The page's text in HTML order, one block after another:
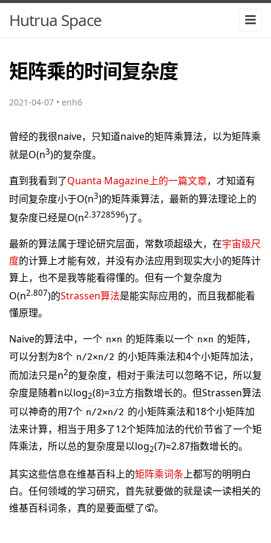
Hutrua Space
矩阵乘的时间复杂度
2021-04-07 • enh6
曾经的我很naive，只知道naive的矩阵乘算法，以为矩阵乘
就是O(n3)的复杂度。
直到我看到了Quanta Magazine上的一篇文章，才知道有
时间复杂度小于O(n3)的矩阵乘算法，最新的算法理论上的
复杂度已经是O(n2.3728596)了。
最新的算法属于理论研究层面，常数项超级大，在宇宙级尺
度的计算上才能有效，并没有办法应用到现实大小的矩阵计
算上，也不是我等能看得懂的。但有一个复杂度为
O(n2.807)的Strassen算法是能实际应用的，而且我都能看
懂原理。
Naive的算法中，一个 n×n 的矩阵乘以一个 n×n 的矩阵，
可以分割为8个 n/2×n/2 的小矩阵乘法和4个小矩阵加法，
而加法只是n2的复杂度，相对于乘法可以忽略不记，所以复
杂度是随着n以log2(8)=3立方指数增长的。但Strassen算法
可以神奇的用7个 n/2×n/2 的小矩阵乘法和18个小矩阵加
法来计算，相当于用多了12个矩阵加法的代价节省了一个矩
阵乘法，所以总的复杂度是以log2(7)≈2.87指数增长的。
其实这些信息在维基百科上的矩阵乘词条上都写的明明白
白。任何领域的学习研究，首先就要做的就是读一读相关的
维基百科词条，真的是要面壁了🤦。